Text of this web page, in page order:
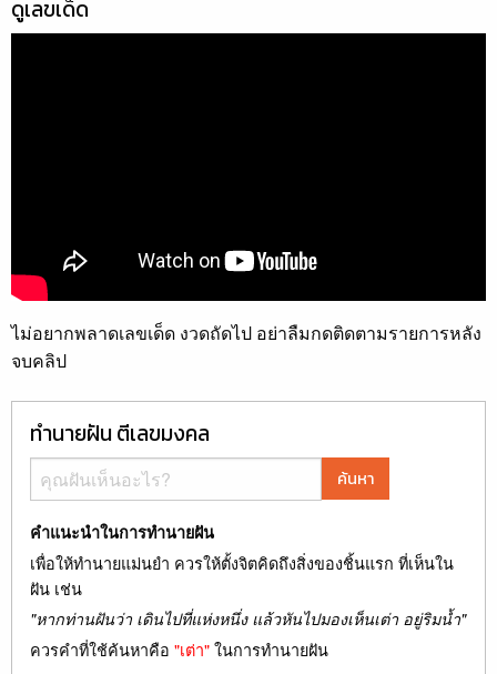
ดูเลขเด็ด
ไม่อยากพลาดเลขเด็ด งวดถัดไป อย่าลืมกดติดตามรายการหลัง
จบคลิป
ทำนายฝัน ตีเลขมงคล
ค้นหา
คำแนะนำในการทำนายฝัน
เพื่อให้ทำนายแม่นยำ ควรให้ตั้งจิตคิดถึงสิ่งของชิ้นแรก ที่เห็นใน
ฝัน เช่น
"หากท่านฝันว่า เดินไปที่แห่งหนึ่ง แล้วหันไปมองเห็นเต่า อยู่ริมน้ำ"
ควรคำที่ใช้ค้นหาคือ "เต่า"ในการทำนายฝัน